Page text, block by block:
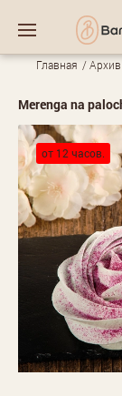
Главная Архив
Merenga na
от 12 часов.